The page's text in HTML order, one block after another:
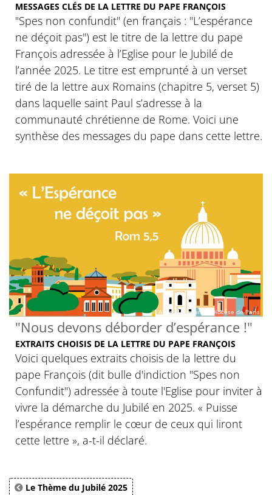
MESSAGES CLÉS DE LA LETTRE DU PAPE FRANÇOIS
"Spes non confundit" (en français : "L’espérance
ne déçoit pas") est le titre de la lettre du pape
François adressée à l’Eglise pour le Jubilé de
l’année 2025. Le titre est emprunté à un verset
tiré de la lettre aux Romains (chapitre 5, verset 5)
dans laquelle saint Paul s’adresse à la
communauté chrétienne de Rome. Voici une
synthèse des messages du pape dans cette lettre.
© Aloïs Marignane / Diocèse de Paris
"Nous devons déborder d’espérance !"
EXTRAITS CHOISIS DE LA LETTRE DU PAPE FRANÇOIS
Voici quelques extraits choisis de la lettre du
pape François (dit bulle d'indiction "Spes non
Confundit") adressée à toute l'Eglise pour inviter à
vivre la démarche du Jubilé en 2025. « Puisse
l’espérance remplir le cœur de ceux qui liront
cette lettre », a-t-il déclaré.
Le Thème du Jubilé 2025